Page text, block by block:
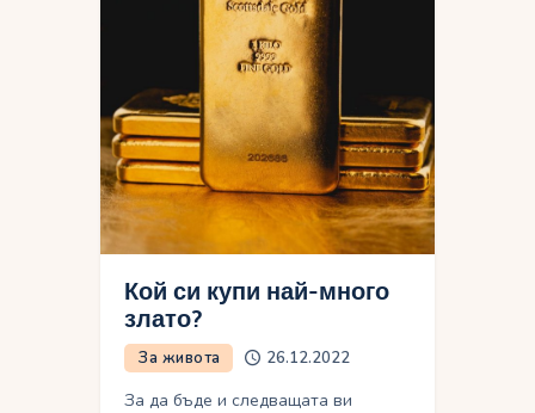
Кой си купи най-много
злато?
За живота 26.12.2022
За да бъде и следващата ви